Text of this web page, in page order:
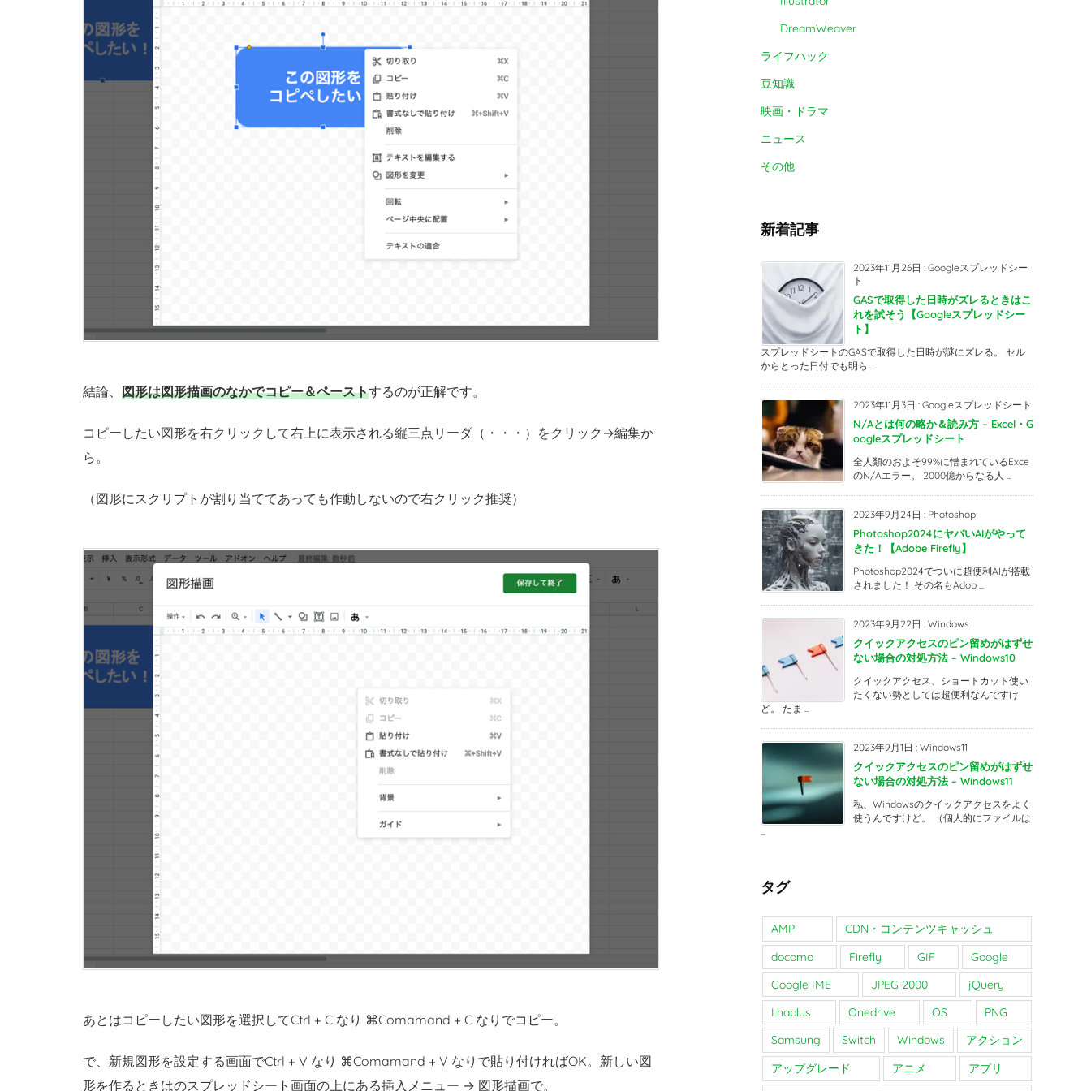
プ
レ
ッ
ー
ペ
ス
す
法
結論、 図形は図形描画のなかでコピー＆ペーストするのが正解です。
コピーしたい図形を右クリックして右上に表示される縦三点リーダ（・・・）をクリック→編集か
ら。
（図形にスクリプトが割り当ててあっても作動しないので右クリック推奨）
あとはコピーしたい図形を選択してCtrl + C なり ⌘Comamand + C なりでコピー。
で、新規図形を設定する画面でCtrl + V なり ⌘Comamand + V なりで貼り付ければOK。新しい図
形を作るときはのスプレッドシート画面の上にある挿入メニュー → 図形描画で。
DreamWeaver
ライフハック
豆知識
映画・ドラマ
ニュース
その他
新着記事
2023年11月26日 : Googleスプレッドシー
ト
GASで取得した日時がズレるときはこ
れを試そう【Googleスプレッドシー
ト】
スプレッドシートのGASで取得した日時が謎にズレる。 セル
からとった日付でも明ら ...
2023年11月3日 : Googleスプレッドシート
N/Aとは何の略か＆読み方 – Excel・G
oogleスプレッドシート
全人類のおよそ99%に憎まれているExce
のN/Aエラー。 2000億からなる人 ...
2023年9月24日 : Photoshop
Photoshop2024にヤバいAIがやって
きた！【Adobe Firefly】
Photoshop2024でついに超便利AIが搭載
されました！ その名もAdob ...
2023年9月22日 : Windows
クイックアクセスのピン留めがはずせ
ない場合の対処方法 – Windows10
クイックアクセス、ショートカット使い
たくない勢としては超便利なんですけ
ど。 たま ...
2023年9月1日 : Windows11
クイックアクセスのピン留めがはずせ
ない場合の対処方法 – Windows11
私、Windowsのクイックアクセスをよく
使うんですけど。 （個人的にファイルは
...
タグ
AMP
CDN・コンテンツキャッシュ
docomo
Firefly GIF
Google
Google IME
JPEG 2000
jQuery
Lhaplus
Onedrive OS
PNG
Samsung
Switch Windows
アクション
アップグレード
アニメ
アプリ